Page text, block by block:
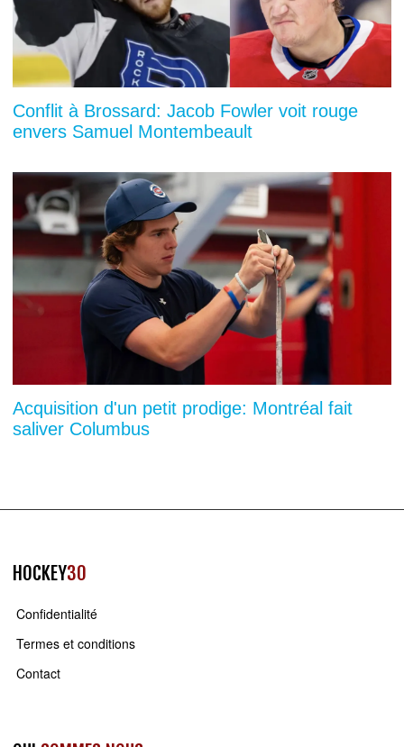
Conflit à Brossard: Jacob Fowler voit rouge
envers Samuel Montembeault
Acquisition d'un petit prodige: Montréal fait
saliver Columbus
HOCKEY30
Confidentialité
Termes et conditions
Contact